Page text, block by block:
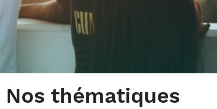
Nos thématiques